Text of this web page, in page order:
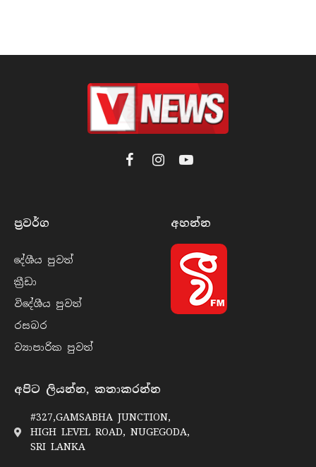
FacebookInstagramYouTube
ප්‍රවර්​ග
දේශීය පුව​ත්
ක්‍රී​ඩා
විදේශීය පුව​ත්
රසබ​ර
ව්‍යාපාරික පුව​ත්
අහන්​න
අපිට ලියන්න, කතාකරන්න
#327,GAMSABHA JUNCTION,
HIGH LEVEL ROAD, NUGEGODA,
SRI LANKA